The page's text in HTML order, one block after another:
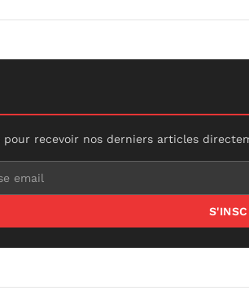
pour recevoir nos derniers articles